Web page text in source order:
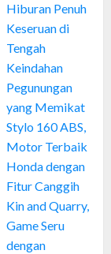
Hiburan Penuh
Keseruan di
Tengah
Keindahan
Pegunungan
yang Memikat
Stylo 160 ABS,
Motor Terbaik
Honda dengan
Fitur Canggih
Kin and Quarry,
Game Seru
dengan